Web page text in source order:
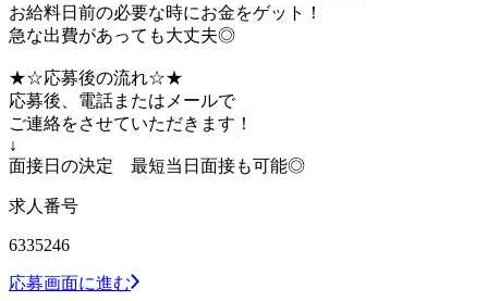
お給料日前の必要な時にお金をゲット！
急な出費があっても大丈夫◎
★☆応募後の流れ☆★
応募後、電話またはメールで
ご連絡をさせていただきます！
↓
面接日の決定 最短当日面接も可能◎
求人番号
6335246
応募画面に進む